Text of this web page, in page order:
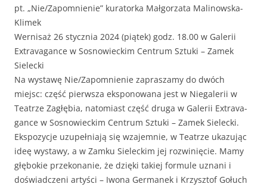
pt. „Nie/Zapomnienie” kura­tor­ka Mał­gorza­ta Malinowska-
Klimek
Wernisaż 26 sty­cz­nia 2024 (piątek) godz. 18.00 w Galerii
Extrav­a­gance w Sos­nowieckim Cen­trum Sztu­ki – Zamek
Sielecki
Na wys­tawę Nie/Zapomnienie zaprasza­my do dwóch
miejsc: część pier­wsza eksponowana jest w Nie­ga­lerii w
Teatrze Zagłębia, nato­mi­ast część dru­ga w Galerii Extrav­a­
gance w Sos­nowieckim Cen­trum Sztu­ki – Zamek Sielec­ki.
Ekspozy­c­je uzu­peł­ni­a­ją się wza­jem­nie, w Teatrze ukazu­jąc
ideę wys­tawy, a w Zamku Sieleckim jej rozwinię­cie. Mamy
głębok­ie przeko­nanie, że dzię­ki takiej for­mule uznani i
doświad­czeni artyś­ci – Iwona Ger­manek i Krzysztof Gołuch